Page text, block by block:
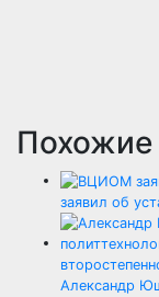
Похожие
заявил об
Александр